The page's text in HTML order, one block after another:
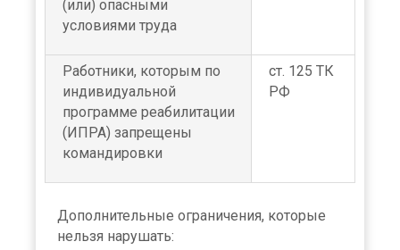
(или) опасными
условиями труда
Работники, которым по
индивидуальной
программе реабилитации
(ИПРА) запрещены
командировки
ст. 125 ТК
РФ
Дополнительные ограничения, которые
нельзя нарушать: